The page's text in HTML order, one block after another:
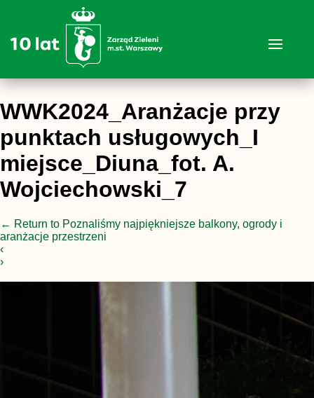
WWK2024_Aranżacje przy
punktach usługowych_I
miejsce_Diuna_fot. A.
Wojciechowski_7
← Return to Poznaliśmy najpiękniejsze balkony, ogrody i
aranżacje przestrzeni
‹
›